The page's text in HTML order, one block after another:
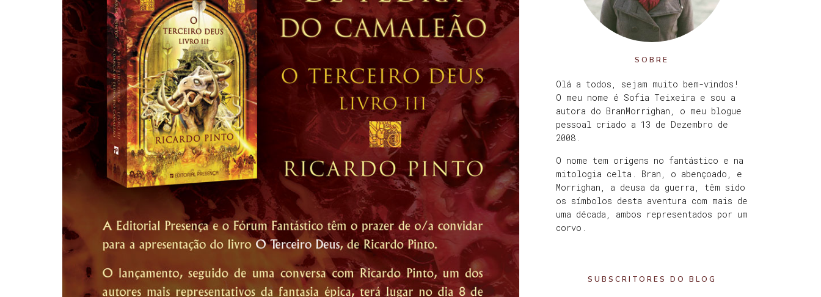
SOBRE
Olá a todos, sejam muito bem-vindos!
O meu nome é Sofia Teixeira e sou a
autora do BranMorrighan, o meu blogue
pessoal criado a 13 de Dezembro de
2008.
O nome tem origens no fantástico e na
mitologia celta. Bran, o abençoado, e
Morrighan, a deusa da guerra, têm sido
os símbolos desta aventura com mais de
uma década, ambos representados por um
corvo.
SUBSCRITORES DO BLOG